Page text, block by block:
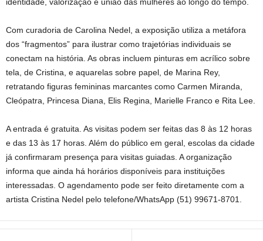
Com curadoria de Carolina Nedel, a exposição utiliza a metáfora
dos “fragmentos” para ilustrar como trajetórias individuais se
conectam na história. As obras incluem pinturas em acrílico sobre
tela, de Cristina, e aquarelas sobre papel, de Marina Rey,
retratando figuras femininas marcantes como Carmen Miranda,
Cleópatra, Princesa Diana, Elis Regina, Marielle Franco e Rita Lee.
A entrada é gratuita. As visitas podem ser feitas das 8 às 12 horas
e das 13 às 17 horas. Além do público em geral, escolas da cidade
já confirmaram presença para visitas guiadas. A organização
informa que ainda há horários disponíveis para instituições
interessadas. O agendamento pode ser feito diretamente com a
artista Cristina Nedel pelo telefone/WhatsApp (51) 99671-8701.